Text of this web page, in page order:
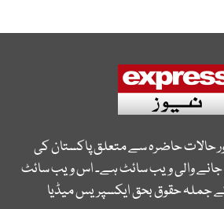
حالات حاضرہ سے متعلق پاکستان کی
والی ویب سائٹ ہے۔ اس ویب سائٹ
کے جملہ حقوق بحق ایکسپریس میڈیا